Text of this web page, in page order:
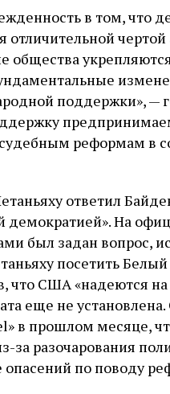
в том, что
отличительной
общества
поддержки», —
реформам в
ответил
демократией». На
был задан вопрос,
посетить
что США «надеются
еще не
в прошлом месяце,
за разочарования
опасений по поводу